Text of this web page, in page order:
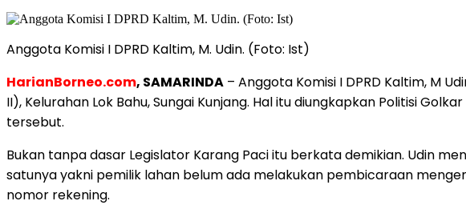
Anggota Komisi I DPRD Kaltim, M. Udin. (Foto: Ist)
HarianBorneo.com, SAMARINDA – Anggota Komisi I DPRD Kaltim, M
II), Kelurahan Lok Bahu, Sungai Kunjang. Hal itu diungkapkan Politisi
tersebut.
Bukan tanpa dasar Legislator Karang Paci itu berkata demikian. Udin
satunya yakni pemilik lahan belum ada melakukan pembicaraan
nomor rekening.